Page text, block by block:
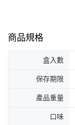
商品規格
盒入數
保存期限
產品重量
口味